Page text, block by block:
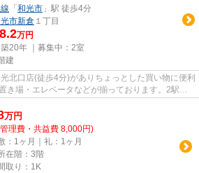
「 和光市 」駅 徒歩4分
市新倉 １丁目
8.2万円
20年 ｜募集中： 2室
建
北口店(徒歩4分)がありちょっとした買い物に便利
き場・エレベータなどが揃っております。2駅利
万円
理費・共益費 8,000円)
：1ヶ月｜礼：1ヶ月
在階：3階
取り：1K